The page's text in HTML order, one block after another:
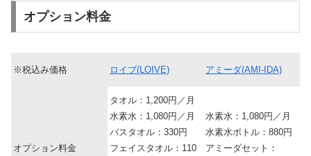
オプション料金
※税込み価格 ロイブ(LOIVE) アミーダ(AMI-IDA)
オプション料金
タオル：1,200円／月
水素水：1,080円／月
バスタオル：330円
フェイスタオル：110
水素水：1,080円／月
水素水ボトル：880円
アミーダセット：